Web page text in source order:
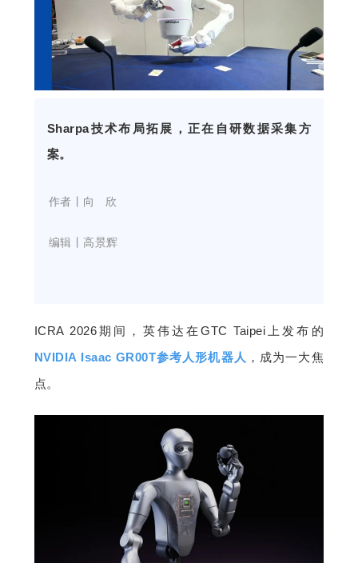
开
课
活
题
Sharpa技术布局拓展，正在自研数据采集方
案。
作者丨向   欣
编辑丨高景辉
ICRA 2026期间，英伟达在GTC Taipei上发布的
NVIDIA Isaac GR00T参考人形机器人 ，成为一大焦
点。